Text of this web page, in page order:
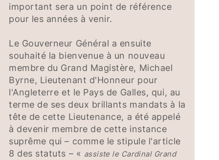
important sera un point de référence
pour les années à venir.
Le Gouverneur Général a ensuite
souhaité la bienvenue à un nouveau
membre du Grand Magistère, Michael
Byrne, Lieutenant d'Honneur pour
l'Angleterre et le Pays de Galles, qui, au
terme de ses deux brillants mandats à la
tête de cette Lieutenance, a été appelé
à devenir membre de cette instance
suprême qui – comme le stipule l'article
8 des statuts – « assiste le Cardinal Grand